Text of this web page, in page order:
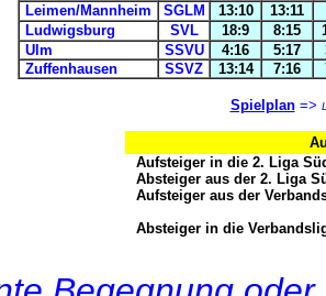
Leimen/Mannheim
SGLM 13:10 13:11
Ludwigsburg
SVL 18:9 8:15
Ulm
SSVU 4:16 5:17
Zuffenhausen
SSVZ 13:14 7:16
Spielplan =>
Aufsteiger in die 2. Liga
Absteiger aus der 2. Liga
Aufsteiger aus der
Absteiger in die